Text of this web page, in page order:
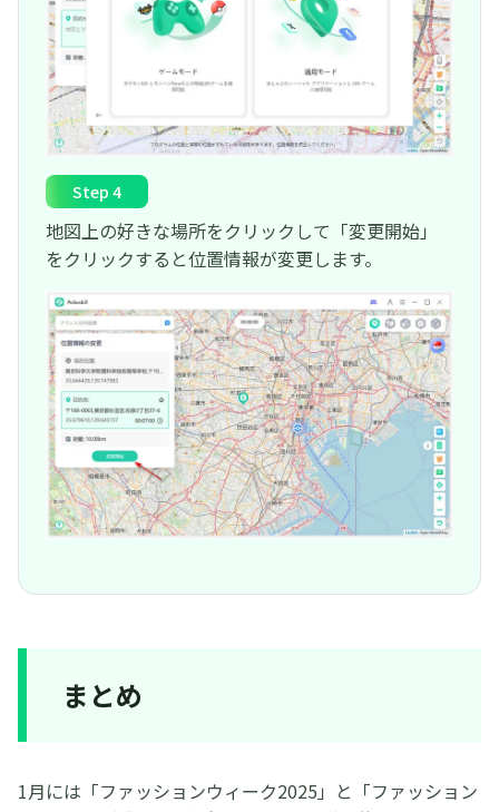
Step 4
地図上の好きな場所をクリックして「変更開始」
をクリックすると位置情報が変更します。
まとめ
1月には「ファッションウィーク2025」と「ファッション